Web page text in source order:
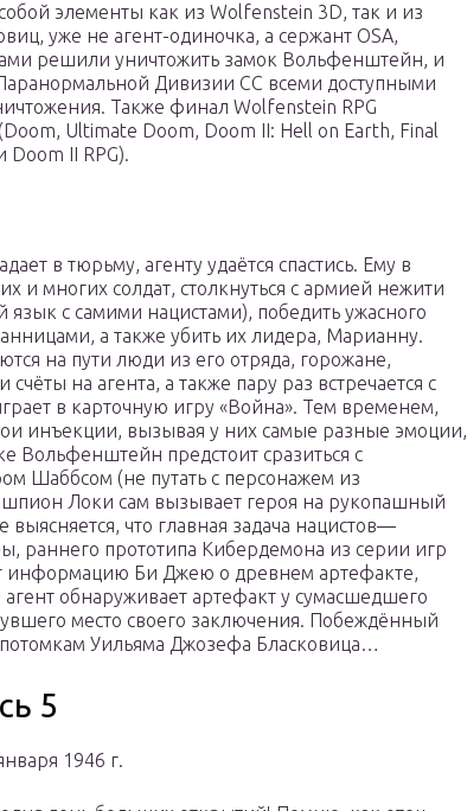
элементы как из Wolfenstein 3D, так и из
уже не агент-одиночка, а сержант OSA,
решили уничтожить замок Вольфенштейн, и
Дивизии СС всеми доступными
Также финал Wolfenstein RPG
Ultimate Doom, Doom II: Hell on Earth, Final
Doom II RPG).
в тюрьму, агенту удаётся спастись. Ему в
и многих солдат, столкнуться с армией нежити
язык с самими нацистами), победить ужасного
а также убить их лидера, Марианну.
на пути люди из его отряда, горожане,
на агента, а также пару раз встречается с
в карточную игру «Война». Тем временем,
инъекции, вызывая у них самые разные эмоции,
Вольфенштейн предстоит сразиться с
Шаббсом (не путать с персонажем из
Локи сам вызывает героя на рукопашный
что главная задача нацистов—
раннего прототипа Кибердемона из серии игр
информацию Би Джею о древнем артефакте,
обнаруживает артефакт у сумасшедшего
место своего заключения. Побеждённый
Уильяма Джозефа Бласковица…
5
1946 г.